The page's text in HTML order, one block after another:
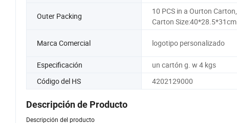
Outer Packing
10 PCS in a Ourton Carton,
Carton Size:40*28.5*31cm
Marca Comercial logotipo personalizado
Especificación
un cartón g. w 4 kgs
Código del HS
4202129000
Descripción de Producto
Descripción del producto